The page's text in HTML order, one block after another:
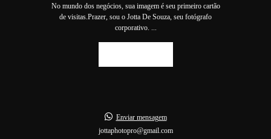
No mundo dos negócios, sua imagem é seu primeiro cartão
de visitas.Prazer, sou o Jotta De Souza, seu fotógrafo
corporativo. ...
Enviar mensagem
jottaphotopro@gmail.com